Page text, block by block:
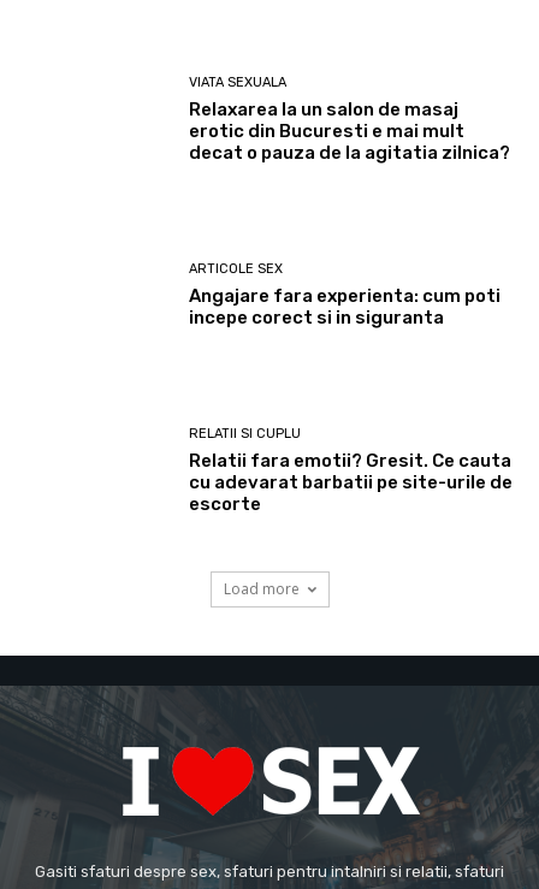
VIATA SEXUALA
Relaxarea la un salon de masaj
erotic din Bucuresti e mai mult
decat o pauza de la agitatia zilnica?
ARTICOLE SEX
Angajare fara experienta: cum poti
incepe corect si in siguranta
RELATII SI CUPLU
Relatii fara emotii? Gresit. Ce cauta
cu adevarat barbatii pe site-urile de
escorte
Load more
Gasiti sfaturi despre sex, sfaturi pentru intalniri si relatii, sfaturi